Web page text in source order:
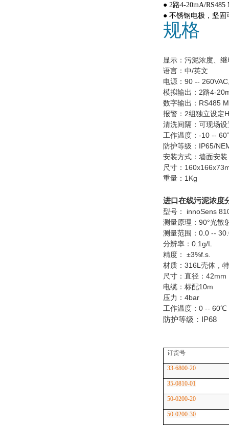
● 2路4-20mA/RS485
● 不锈钢电极，坚固
规格
显示：污泥浓度、
语言：中/英文
电源：90 --
模拟输出：2路4-
数字输出：RS485
报警：2组独立设定
清洗间隔：可现场
工作温度：-10 --
防护等级：IP65/
安装方式：墙面安装
尺寸：
重量：1Kg
进口在线污泥浓度
型号： innoSens
测量原理：90°光散
测量范围：0.0 --
分辨率：0.1g/L
精度： ±3%f.s.
材质：316L壳体，
尺寸：直径：
电缆：标配10m
压力：4bar
工作温度：0 -- 60℃
防护等级：IP68
订货号
33-6800-20
35-0810-01
50-0200-20
50-0200-30